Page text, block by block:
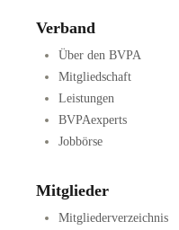
Verband
Über den BVPA
Mitgliedschaft
Leistungen
BVPAexperts
Jobbörse
Mitglieder
Mitgliederverzeichnis